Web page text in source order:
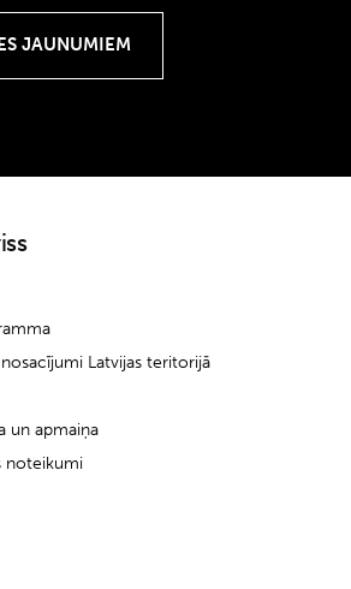
Latvijas teritorijā
un apmaiņa
noteikumi